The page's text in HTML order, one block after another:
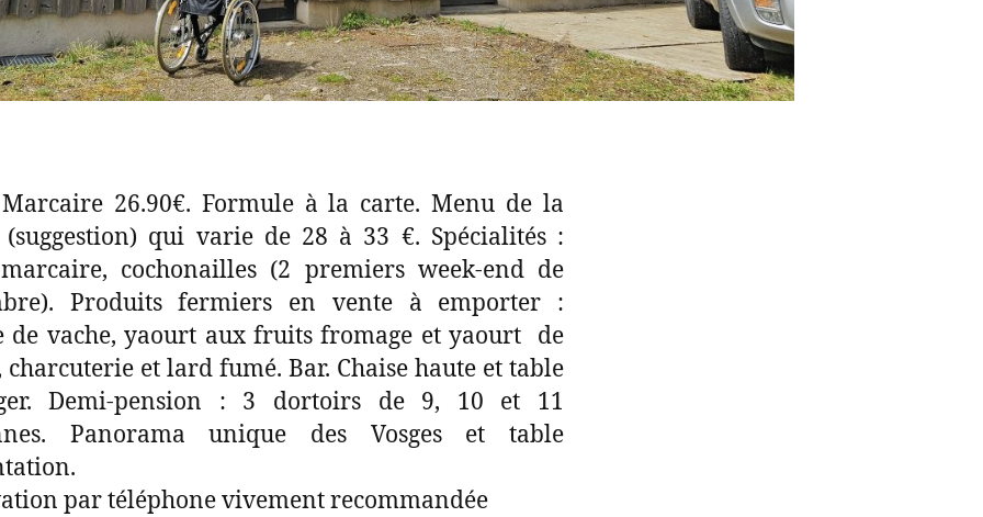
26.90€. Formule à la carte. Menu de la
(suggestion) qui varie de 28 à 33 €. Spécialités :
cochonailles (2 premiers week-end de
Produits fermiers en vente à emporter :
de vache, yaourt aux fruits fromage et yaourt de
charcuterie et lard fumé. Bar. Chaise haute et table
Demi-pension : 3 dortoirs de 9, 10 et 11
Panorama unique des Vosges et table
par téléphone vivement recommandée